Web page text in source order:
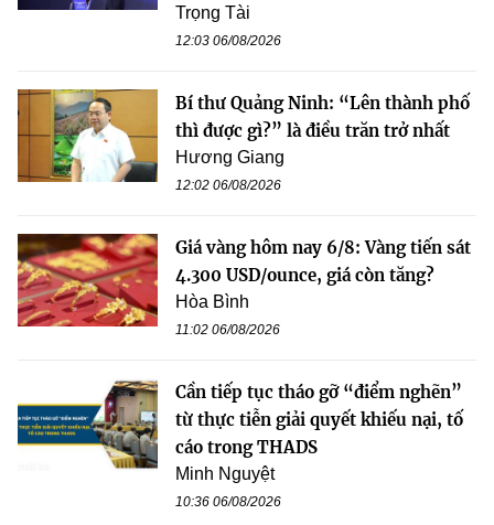
Trọng Tài
12:03 06/08/2026
Bí thư Quảng Ninh: “Lên thành phố
thì được gì?” là điều trăn trở nhất
Hương Giang
12:02 06/08/2026
Giá vàng hôm nay 6/8: Vàng tiến sát
4.300 USD/ounce, giá còn tăng?
Hòa Bình
11:02 06/08/2026
Cần tiếp tục tháo gỡ “điểm nghẽn”
từ thực tiễn giải quyết khiếu nại, tố
cáo trong THADS
Minh Nguyệt
10:36 06/08/2026